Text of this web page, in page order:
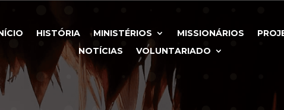
HISTÓRIA MINISTÉRIOS MISSIONÁRIOS
NOTÍCIAS
VOLUNTARIADO